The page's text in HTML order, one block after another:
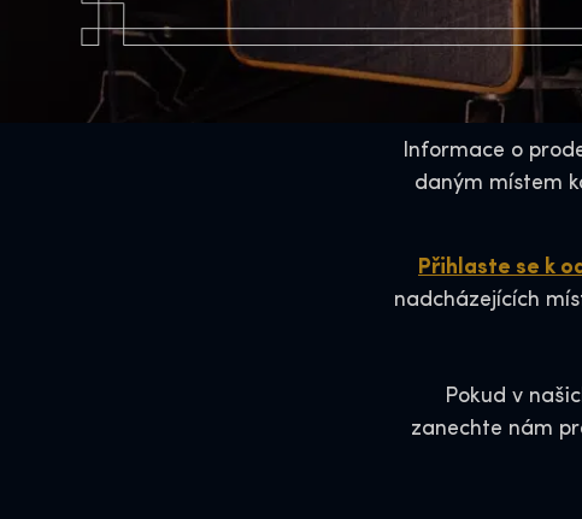
Informace o
daným místem
Přihlaste se k
nadcházejících
Pokud v
zanechte nám